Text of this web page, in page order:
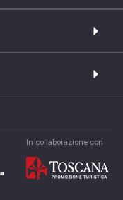
In collaborazione con